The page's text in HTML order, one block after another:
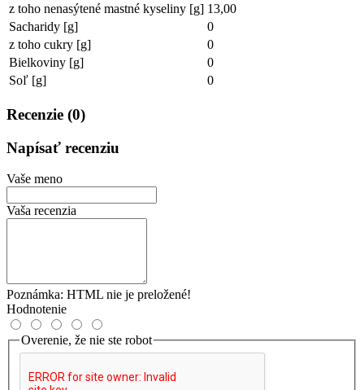
z toho nenasýtené mastné kyseliny [g] 13,00
Sacharidy [g]
0
z toho cukry [g]
0
Bielkoviny [g]
0
Soľ [g]
0
Recenzie (0)
Napísať recenziu
Vaše meno
Vaša recenzia
Poznámka: HTML nie je preložené!
Hodnotenie
Overenie, že nie ste robot